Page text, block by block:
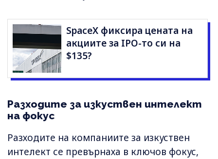
SpaceX фиксира цената на
акциите за IPO-то си на
$135?
Разходите за изкуствен интелект
на фокус
Разходите на компаниите за изкуствен
интелект се превърнаха в ключов фокус,